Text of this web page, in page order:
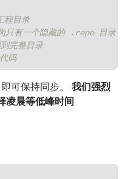
程目录
只有一个隐藏的 .repo 目录
完整目录
码
即可保持同步。 我们强烈
凌晨等低峰时间